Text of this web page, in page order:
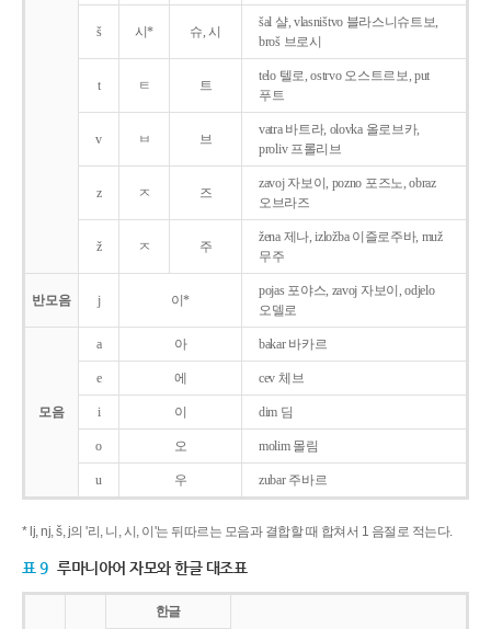
š 시* 슈, 시
šal 샬, vlasništvo 블라스니슈트보,
broš 브로시
t ㅌ 트
telo 텔로, ostrvo 오스트르보, put
푸트
v ㅂ 브
vatra 바트라, olovka 올로브카,
proliv 프롤리브
z ㅈ 즈
zavoj 자보이, pozno 포즈노, obraz
오브라즈
ž ㅈ 주
žena 제나, izložba 이즐로주바, muž
무주
반모음 j 이*
pojas 포야스, zavoj 자보이, odjelo
오델로
모음
a 아 bakar 바카르
e 에 cev 체브
i 이 dim 딤
o 오 molim 몰림
u 우 zubar 주바르
* lj, nj, š, j의 '리, 니, 시, 이'는 뒤따르는 모음과 결합할 때 합쳐서 1 음절로 적는다.
표 9 루마니아어 자모와 한글 대조표
한글